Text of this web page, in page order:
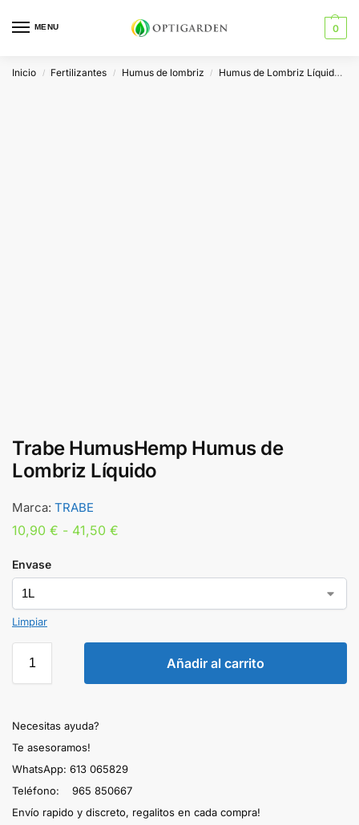
MENU 0
Inicio / Fertilizantes / Humus de lombriz / Humus de Lombriz Líquido
Trabe HumusHemp Humus de
Lombriz Líquido
Marca: TRABE
10,90 € - 41,50 €
Envase
Limpiar
Añadir al carrito
Necesitas ayuda?
Te asesoramos!
WhatsApp: 613 065829
Teléfono: 965 850667
Envío rapido y discreto, regalitos en cada compra!